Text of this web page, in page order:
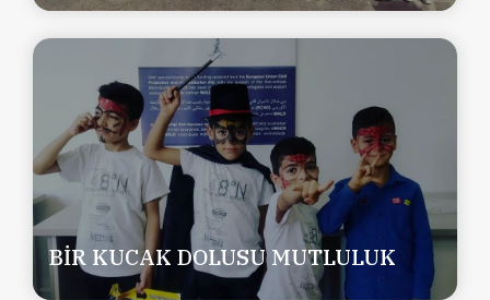
BİR KUCAK DOLUSU MUTLULUK